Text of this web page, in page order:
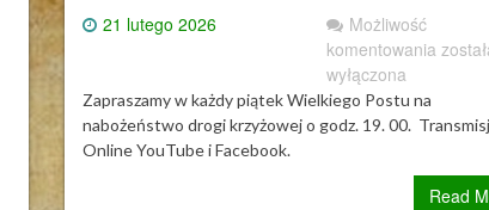
21 lutego 2026
Możliwość
komentowania Droga
o
19.00,
wyłączona
Zapraszamy w każdy piątek Wielkiego Postu na
nabożeństwo drogi krzyżowej o godz. 19. 00.
Online YouTube i Facebook.
Read